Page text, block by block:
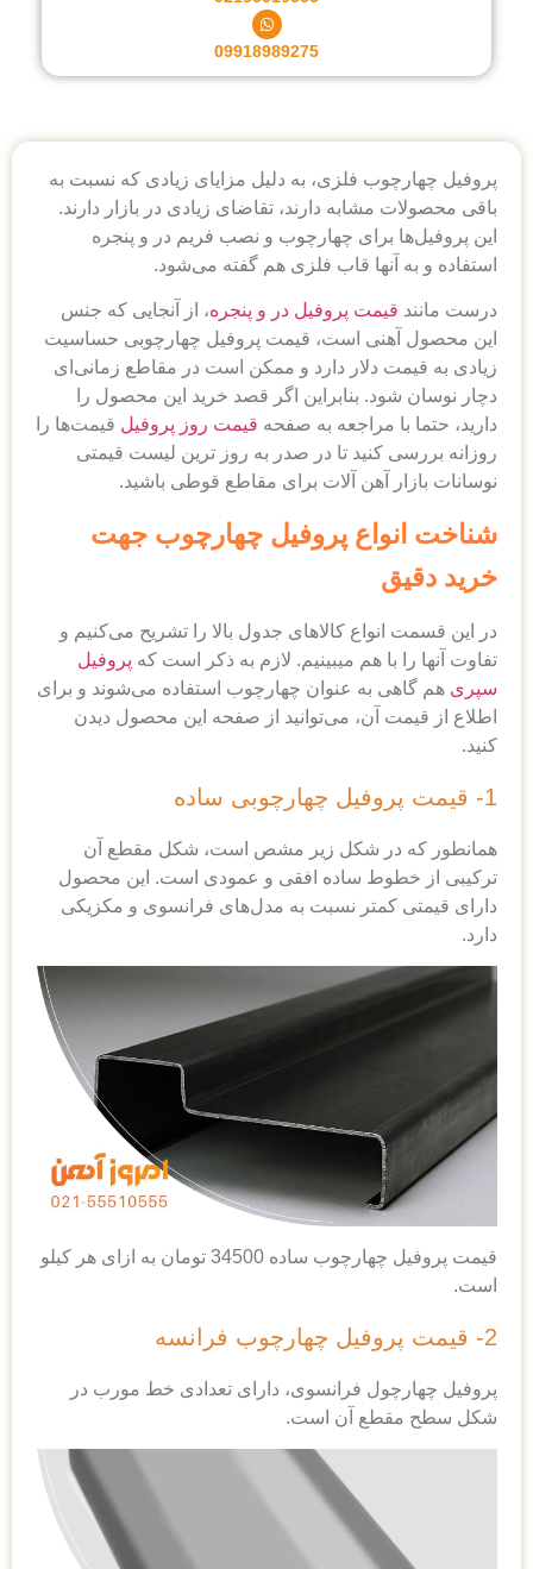
فلزی، به دلیل مزایای زیادی که نسبت به
مشابه دارند، تقاضای زیادی در بازار دارند.
برای چهارچوب و نصب فریم در و پنجره
آنها قاب فلزی هم گفته می‌شود.
قیمت پروفیل در و پنجره، از آنجایی که جنس
است، قیمت پروفیل چهارچوبی حساسیت
دلار دارد و ممکن است در مقاطع زمانی‌ای
بنابراین اگر قصد خرید این محصول را
مراجعه به صفحه قیمت روز پروفیلقیمت‌ها را
کنید تا در صدر به روز ترین لیست قیمتی
آهن آلات برای مقاطع قوطی باشید.
پروفیل چهارچوب جهت
کالا‌های جدول بالا را تشریح می‌کنیم و
با هم میبینیم. لازم به ذکر است کهپروفیل
به عنوان چهارچوب استفاده می‌شوند و برای
آن، می‌توانید از صفحه این محصول دیدن
در شکل زیر مشص است، شکل مقطع آن
ساده افقی و عمودی است. این محصول
کمتر نسبت به مدل‌های فرانسوی و مکزیکی
قیمت پروفیل چهارچوب ساده 34500 تومان به ازای هر کیلو
فرانسوی، دارای تعدادی خط مورب در
آن است.